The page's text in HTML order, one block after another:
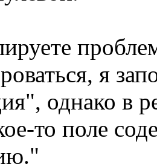
я
однако в
то поле